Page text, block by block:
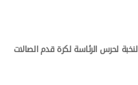
لحرس الرئاسة لكرة قدم الصالات